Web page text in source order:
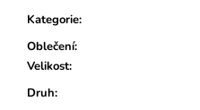
Kategorie:
Oblečení:
Velikost:
Druh:
ZELENÝ
195
Kč